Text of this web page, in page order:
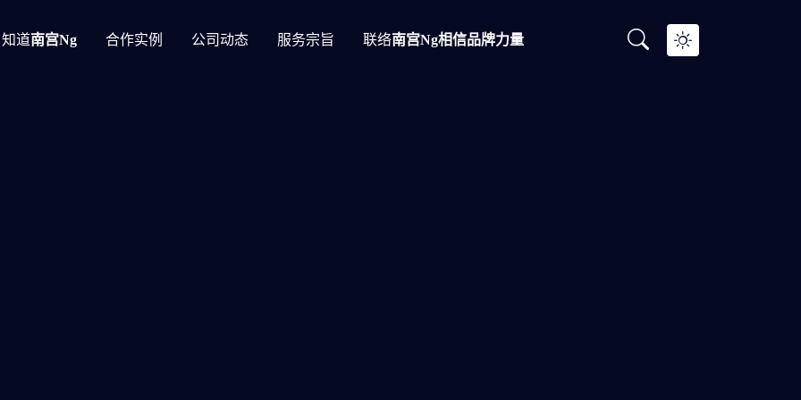
知道南宫ng 合作实例 公司动态 服务宗旨 联络南宫ng相信品牌力量